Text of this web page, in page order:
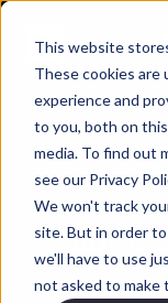
This website
These cookies are
experience and
to you, both on
media. To find out
see our Privacy
We won't track
site. But in order
we'll have to use
not asked to make
Hopp til innhold
Prosjekter
Funksjoner
Kontakt
NO
Stor